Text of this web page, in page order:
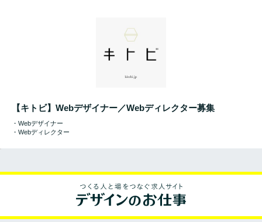
【キトビ】Webデザイナー／Webディレクター募集
・Webデザイナー
・Webディレクター